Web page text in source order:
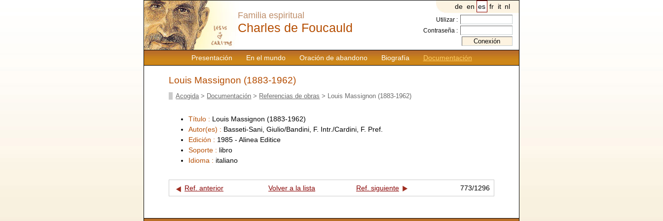
Presentación En el mundo Oración de abandono Biografía Documentación
Familia espiritual
Charles de Foucauld
de en es fr it nl
Utilizar :
Contraseña :
Louis Massignon (1883-1962)
Acogida > Documentación > Referencias de obras > Louis Massignon (1883-1962)
Título : Louis Massignon (1883-1962)
Autor(es) : Basseti-Sani, Giulio/Bandini, F. Intr./Cardini, F. Pref.
Edición : 1985 - Alinea Editice
Soporte : libro
Idioma : italiano
Ref. anterior Volver a la lista Ref. siguiente 773/1296